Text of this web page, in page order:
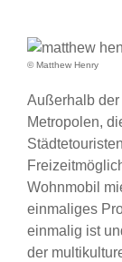
© Matthew Henry
Außerhalb
Metropolen,
Wohnmobil
einmaliges
einmalig ist
der